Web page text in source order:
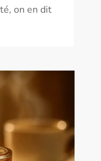
on en dit